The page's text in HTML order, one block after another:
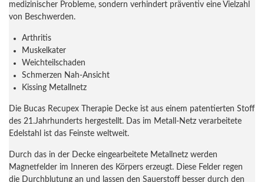
medizinischer Probleme, sondern verhindert präventiv eine Vielzahl
von Beschwerden.
Arthritis
Muskelkater
Weichteilschaden
Schmerzen Nah-Ansicht
Kissing Metallnetz
Die Bucas Recupex Therapie Decke ist aus einem patentierten Stoff
des 21.Jahrhunderts hergestellt. Das im Metall-Netz verarbeitete
Edelstahl ist das Feinste weltweit.
Durch das in der Decke eingearbeitete Metallnetz werden
Magnetfelder im Inneren des Körpers erzeugt. Diese Felder regen
die Durchblutung an und lassen den Sauerstoff besser durch den